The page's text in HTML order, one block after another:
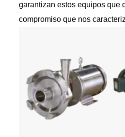
garantizan estos equipos que
compromiso que nos